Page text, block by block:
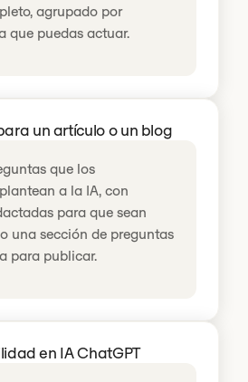
agrupado por
que puedas actuar.
un artículo o un blog
que los
a la IA, con
para que sean
una sección de preguntas
para publicar.
en IA ChatGPT